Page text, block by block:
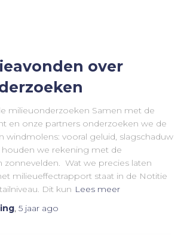
over
milieuonderzoeken Samen met de
en onze partners onderzoeken we de
windmolens: vooral geluid, slagschaduw
houden we rekening met de
zonnevelden. Wat we precies laten
milieueffectrapport staat in de Notitie
Dit kun Lees meer
, 5 jaar ago